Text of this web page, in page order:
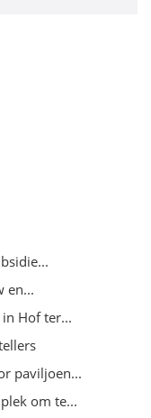
en...
Hof ter...
paviljoen...
om te...